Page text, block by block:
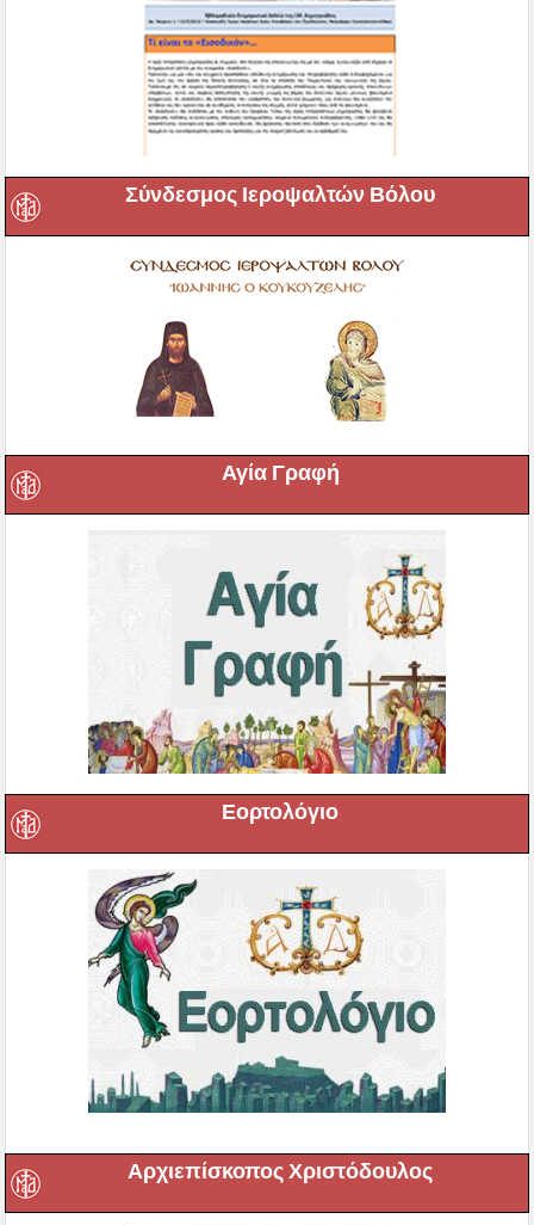
Σύνδεσμος Ιεροψαλτών Βόλου
Αγία Γραφή
Εορτολόγιο
Αρχιεπίσκοπος Χριστόδουλος